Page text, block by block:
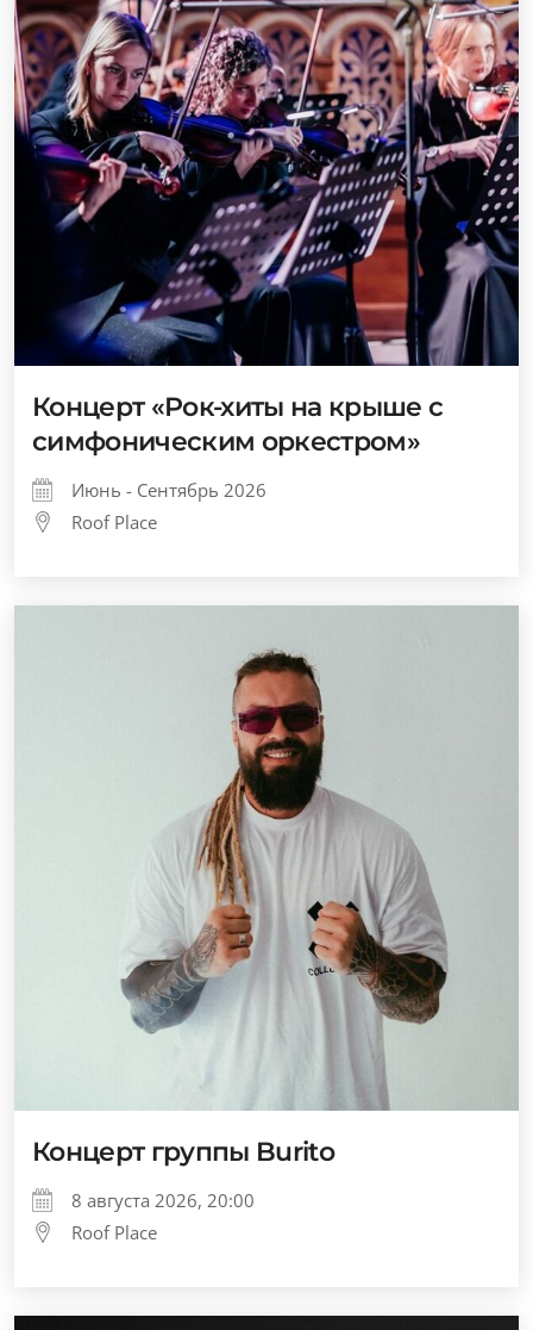
Концерт «Рок-хиты на крыше с
симфоническим оркестром»
Июнь - Сентябрь 2026
Roof Place
Концерт группы Burito
8 августа 2026, 20:00
Roof Place